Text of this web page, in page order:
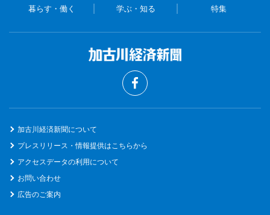
暮らす・働く 学ぶ・知る 特集
加古川経済新聞について
プレスリリース・情報提供はこちらから
アクセスデータの利用について
お問い合わせ
広告のご案内